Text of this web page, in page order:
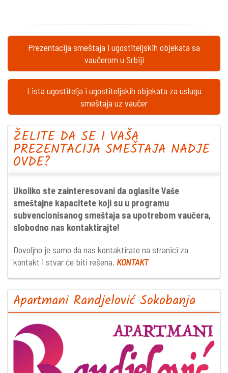
Prezentacija smeštaja i ugostiteljskih objekata sa
vaučerom u Srbiji
Lista ugostitelja i ugostiteljskih objekata za uslugu
smeštaja uz vaučer
ŽELITE DA SE I VAŠA
PREZENTACIJA SMEŠTAJA NADJE
OVDE?
Ukoliko ste zainteresovani da oglasite Vaše
smeštajne kapacitete koji su u programu
subvencionisanog smeštaja sa upotrebom vaučera,
slobodno nas kontaktirajte!
Dovoljno je samo da nas kontaktirate na stranici za
kontakt i stvar će biti rešena. KONTAKT
Apartmani Randjelović Sokobanja